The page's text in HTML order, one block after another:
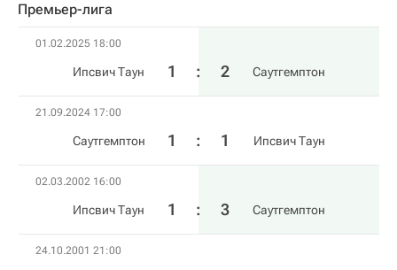
Премьер-лига
01.02.2025 18:00
Ипсвич Таун 1 : 2 Саутгемптон
21.09.2024 17:00
Саутгемптон 1 : 1 Ипсвич Таун
02.03.2002 16:00
Ипсвич Таун 1 : 3 Саутгемптон
24.10.2001 21:00